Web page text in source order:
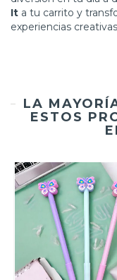
It a tu carrito y
experiencias
LA
ESTOS